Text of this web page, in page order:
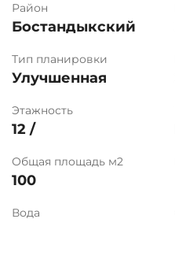
Район
Бостандыкский
Тип планировки
Улучшенная
Этажность
12 /
Общая площадь м2
100
Вода